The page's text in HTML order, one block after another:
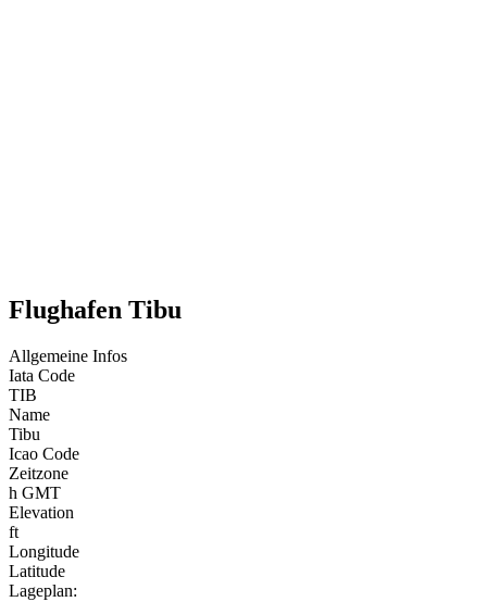
Flughafen Tibu
Allgemeine Infos
Iata Code
TIB
Name
Tibu
Icao Code
Zeitzone
h GMT
Elevation
ft
Longitude
Latitude
Lageplan: